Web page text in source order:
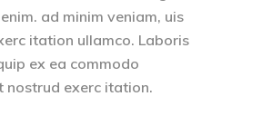
ad minim veniam, uis
itation ullamco. Laboris
ex ea commodo
nostrud exerc itation.